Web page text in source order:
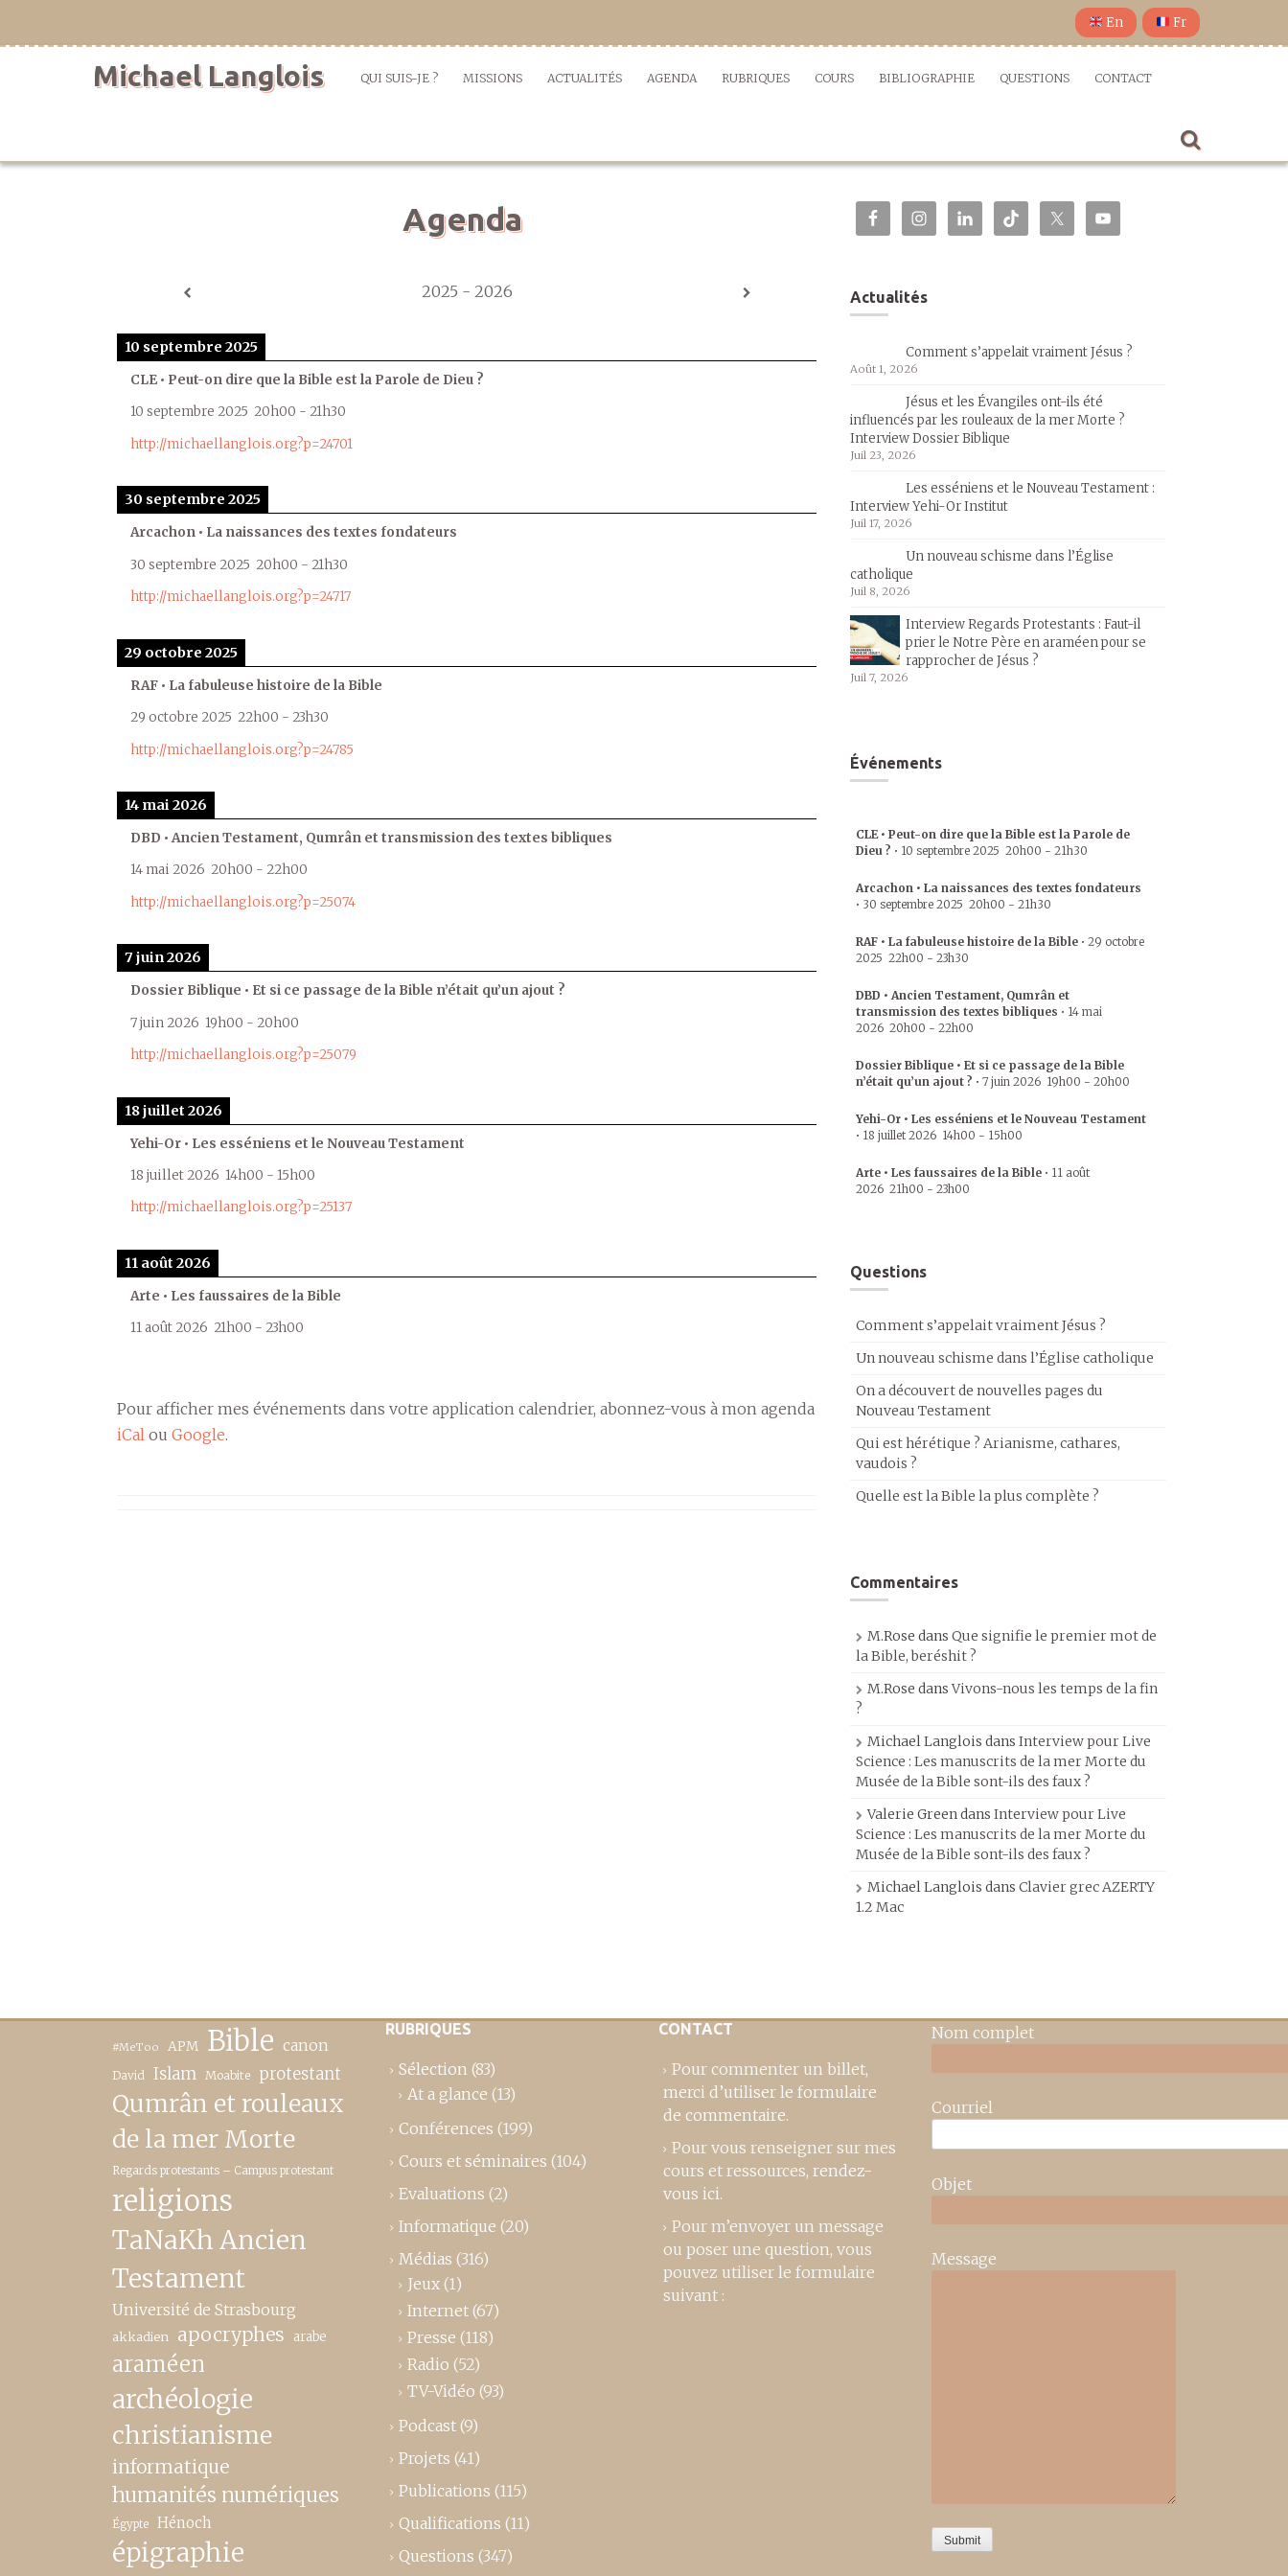
En Fr
Michael Langlois QUI SUIS-JE ? MISSIONS ACTUALITÉS AGENDA RUBRIQUES COURS BIBLIOGRAPHIE QUESTIONS CONTACT
Agenda
2025 - 2026
10 septembre 2025
CLE • Peut-on dire que la Bible est la Parole de Dieu ?
10 septembre 2025 20h00 - 21h30
http://michaellanglois.org?p=24701
30 septembre 2025
Arcachon • La naissances des textes fondateurs
30 septembre 2025 20h00 - 21h30
http://michaellanglois.org?p=24717
29 octobre 2025
RAF • La fabuleuse histoire de la Bible
29 octobre 2025 22h00 - 23h30
http://michaellanglois.org?p=24785
14 mai 2026
DBD • Ancien Testament, Qumrân et transmission des textes bibliques
14 mai 2026 20h00 - 22h00
http://michaellanglois.org?p=25074
7 juin 2026
Dossier Biblique • Et si ce passage de la Bible n’était qu’un ajout ?
7 juin 2026 19h00 - 20h00
http://michaellanglois.org?p=25079
18 juillet 2026
Yehi-Or • Les esséniens et le Nouveau Testament
18 juillet 2026 14h00 - 15h00
http://michaellanglois.org?p=25137
11 août 2026
Arte • Les faussaires de la Bible
11 août 2026 21h00 - 23h00
Pour afficher mes événements dans votre application calendrier, abonnez-vous à mon agenda
iCal ou Google.
Actualités
Comment s’appelait vraiment Jésus ?
Août 1, 2026
Jésus et les Évangiles ont-ils été
influencés par les rouleaux de la mer Morte ?
Interview Dossier Biblique
Juil 23, 2026
Les esséniens et le Nouveau Testament :
Interview Yehi-Or Institut
Juil 17, 2026
Un nouveau schisme dans l’Église
catholique
Juil 8, 2026
Interview Regards Protestants : Faut-il
prier le Notre Père en araméen pour se
rapprocher de Jésus ?
Juil 7, 2026
Événements
CLE • Peut-on dire que la Bible est la Parole de
Dieu ? • 10 septembre 2025 20h00 - 21h30
Arcachon • La naissances des textes fondateurs
• 30 septembre 2025 20h00 - 21h30
RAF • La fabuleuse histoire de la Bible • 29 octobre
2025 22h00 - 23h30
DBD • Ancien Testament, Qumrân et
transmission des textes bibliques • 14 mai
2026 20h00 - 22h00
Dossier Biblique • Et si ce passage de la Bible
n’était qu’un ajout ? • 7 juin 2026 19h00 - 20h00
Yehi-Or • Les esséniens et le Nouveau Testament
• 18 juillet 2026 14h00 - 15h00
Arte • Les faussaires de la Bible • 11 août
2026 21h00 - 23h00
Questions
Comment s’appelait vraiment Jésus ?
Un nouveau schisme dans l’Église catholique
On a découvert de nouvelles pages du
Nouveau Testament
Qui est hérétique ? Arianisme, cathares,
vaudois ?
Quelle est la Bible la plus complète ?
Commentaires
M.Rose dans Que signifie le premier mot de
la Bible, beréshit ?
M.Rose dansVivons-nous les temps de la fin
?
Michael Langlois dans Interview pour Live
Science : Les manuscrits de la mer Morte du
Musée de la Bible sont-ils des faux ?
Valerie Greendans Interview pour Live
Science : Les manuscrits de la mer Morte du
Musée de la Bible sont-ils des faux ?
Michael Langlois dans Clavier grec AZERTY
1.2 Mac
#MeToo APM Bible canon
David Islam Moabite protestant
Qumrân et rouleaux
de la mer Morte
Regards protestants – Campus protestant
religions
TaNaKh Ancien
Testament
Université de Strasbourg
akkadien apocryphes arabe
araméen
archéologie
christianisme
informatique
humanités numériques
Égypte Hénoch
épigraphie
RUBRIQUES
Sélection (83)
At a glance (13)
Conférences (199)
Cours et séminaires (104)
Evaluations (2)
Informatique (20)
Médias (316)
Jeux (1)
Internet (67)
Presse (118)
Radio (52)
TV-Vidéo (93)
Podcast (9)
Projets (41)
Publications (115)
Qualifications (11)
Questions (347)
CONTACT
Pour commenter un billet,
merci d’utiliser le formulaire
de commentaire.
Pour vous renseigner sur mes
cours et ressources, rendez-
vous ici.
Pour m’envoyer un message
ou poser une question, vous
pouvez utiliser le formulaire
suivant :
Nom complet
Courriel
Objet
Message